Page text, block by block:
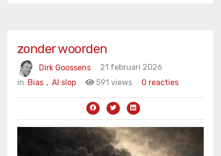
zonder woorden
Dirk Goossens
21 februari 2026
in
AI slop
Bias , 591 views 0 reacties